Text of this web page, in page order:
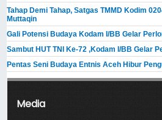
Tahap Demi Tahap, Satgas TMMD Kodim
Muttaqin
Gali Potensi Budaya Kodam I/BB Gelar
Sambut HUT TNI Ke-72 ,Kodam I/BB Gelar
Pentas Seni Budaya Entnis Aceh Hibur
Media